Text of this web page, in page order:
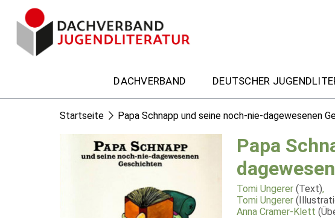
DACHVERBAND DEUTSCHER
Startseite Papa Schnapp und seine noch-nie-dagewesenen
Papa
Tomi Ungerer (Text),
Tomi Ungerer
Anna Cramer-Klett